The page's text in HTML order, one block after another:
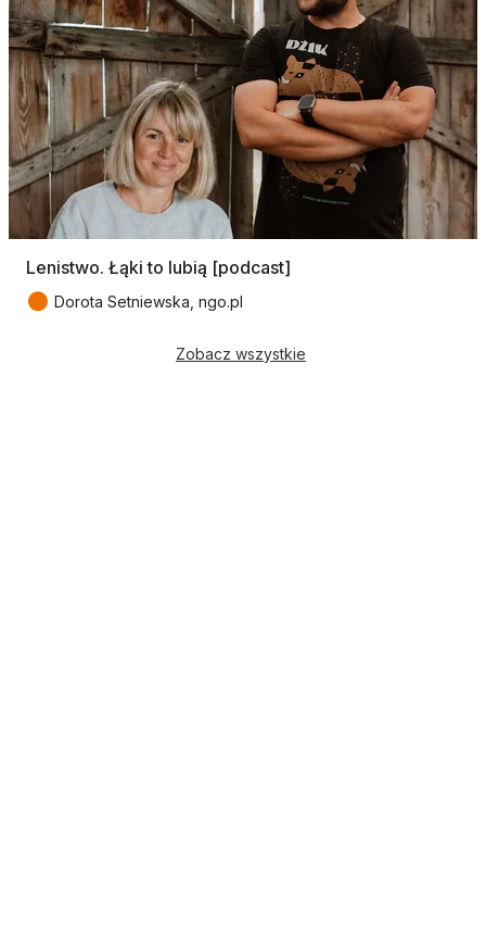
Lenistwo. Łąki to lubią [podcast]
● Dorota Setniewska, ngo.pl
Zobacz wszystkie